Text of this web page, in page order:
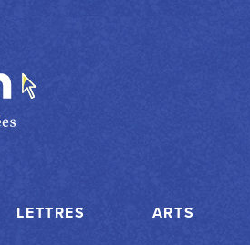
LETTRES ARTS